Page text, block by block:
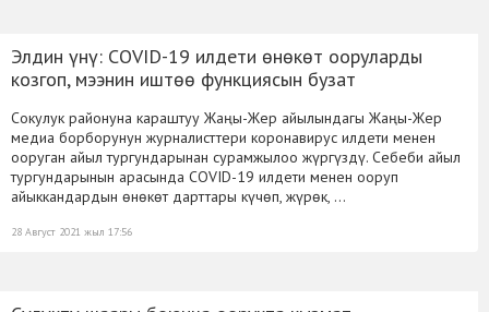
Элдин үнү: COVID-19 илдети өнөкөт ооруларды
козгоп, мээнин иштөө функциясын бузат
Сокулук районуна караштуу Жаңы-Жер айылындагы Жаңы-Жер
медиа борборунун журналисттери коронавирус илдети менен
ооруган айыл тургундарынан сурамжылоо жүргүздү. Себеби айыл
тургундарынын арасында COVID-19 илдети менен ооруп
айыккандардын өнөкөт дарттары күчөп, жүрөк, …
28 Август 2021 жыл 17:56